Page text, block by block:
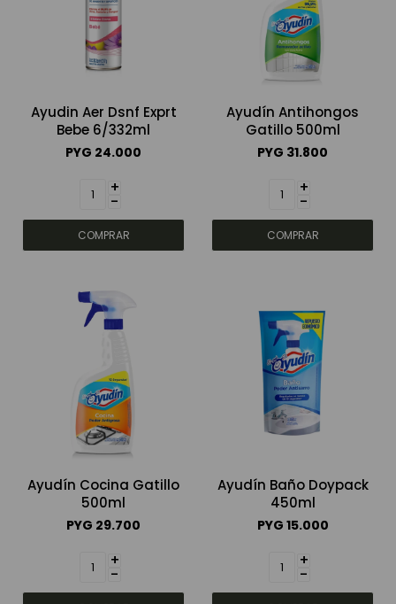
Ayudin Aer Dsnf Exprt
Bebe 6/332ml
PYG 24.000
+
-
Ayudín Antihongos
Gatillo 500ml
PYG 31.800
+
-
Ayudín Cocina Gatillo
500ml
PYG 29.700
+
-
Ayudín Baño Doypack
450ml
PYG 15.000
+
-